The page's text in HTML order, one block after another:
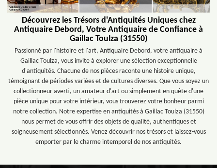
Découvrez les Trésors d'Antiquités Uniques chez
Antiquaire Debord, Votre Antiquaire de Confiance à
Gaillac Toulza (31550)
Passionné par l'histoire et l'art, Antiquaire Debord, votre antiquaire à
Gaillac Toulza, vous invite à explorer une sélection exceptionnelle
d'antiquités. Chacune de nos pièces raconte une histoire unique,
témoignant de périodes variées et de cultures diverses. Que vous soyez un
collectionneur averti, un amateur d'art ou simplement en quête d'une
pièce unique pour votre intérieur, vous trouverez votre bonheur parmi
notre collection. Notre expertise en antiquités à Gaillac Toulza (31550)
nous permet de vous offrir des objets de qualité, authentiques et
soigneusement sélectionnés. Venez découvrir nos trésors et laissez-vous
emporter par le charme intemporel de nos antiquités.